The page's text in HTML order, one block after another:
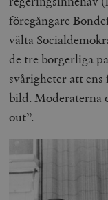
föregångare
välta
de tre borgerliga
svårigheter att ens
bild. Moderaterna
out”.